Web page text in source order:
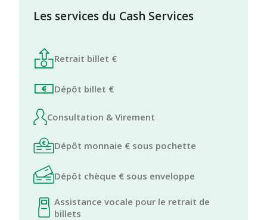
Les services du Cash Services
Retrait billet €
Dépôt billet €
Consultation & Virement
Dépôt monnaie € sous pochette
Dépôt chèque € sous enveloppe
Assistance vocale pour le retrait de
billets